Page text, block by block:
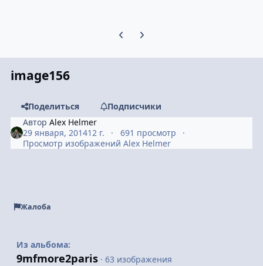
Предыдущий слайд карусели
Следующий слайд карусели
image156
Поделиться
Подписчики
АвторAlex Helmer
29 января, 201412 г.
691 просмотр
Просмотр изображений Alex Helmer
Жалоба
Из альбома:
9mfmore2paris · 63 изображения